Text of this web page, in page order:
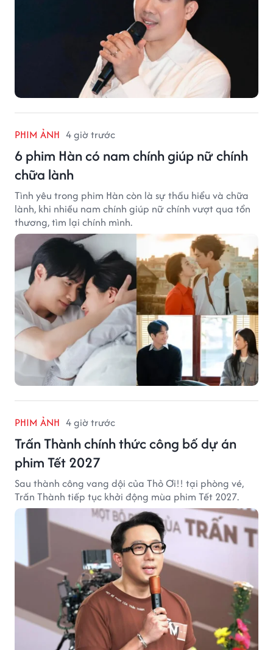
PHIM ẢNH 4 giờ trước
6 phim Hàn có nam chính giúp nữ chính
chữa lành
Tình yêu trong phim Hàn còn là sự thấu hiểu và chữa
lành, khi nhiều nam chính giúp nữ chính vượt qua tổn
thương, tìm lại chính mình.
PHIM ẢNH 4 giờ trước
Trấn Thành chính thức công bố dự án
phim Tết 2027
Sau thành công vang dội của Thỏ Ơi!! tại phòng vé,
Trấn Thành tiếp tục khởi động mùa phim Tết 2027.